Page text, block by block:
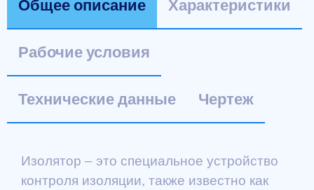
Общее описание Характеристики
Рабочие условия
Технические данные Чертеж
Изолятор – это специальное устройство
контроля изоляции, также известно как